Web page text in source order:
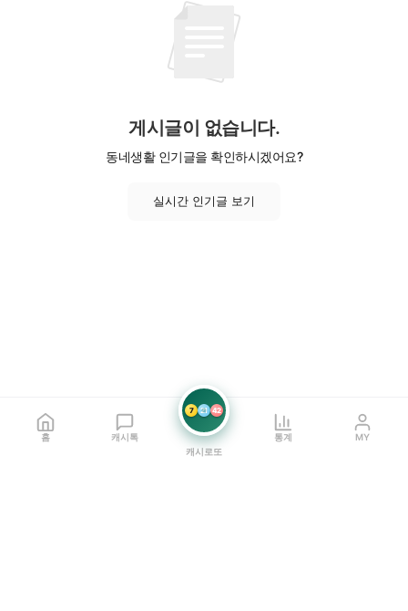
게시글이 없습니다.
동네생활 인기글을 확인하시겠어요?
실시간 인기글 보기
홈 캐시톡
7 21 42
캐시로또
통계 MY